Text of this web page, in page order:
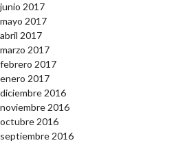
junio 2017
mayo 2017
abril 2017
marzo 2017
febrero 2017
enero 2017
diciembre 2016
noviembre 2016
octubre 2016
septiembre 2016